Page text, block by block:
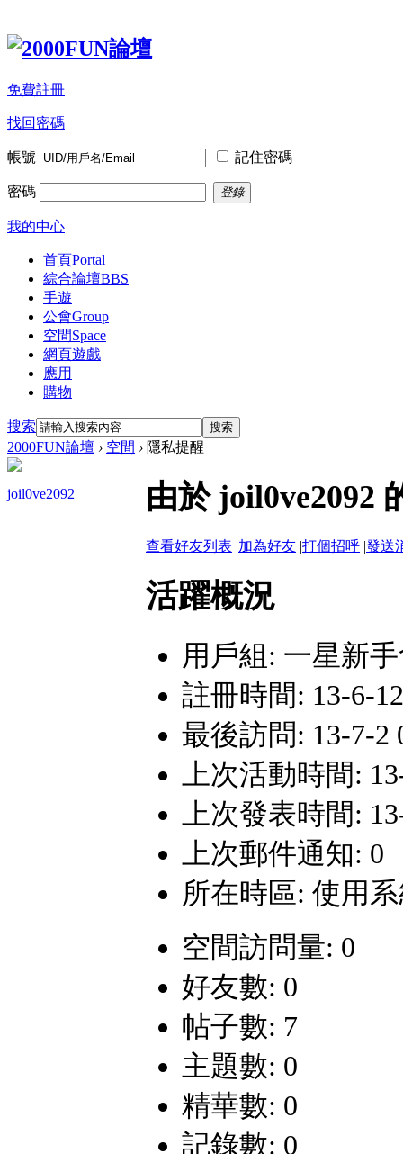
免費註冊
找回密碼
帳號 記住密碼
密碼 登錄
我的中心
首頁Portal
綜合論壇BBS
手遊
公會Group
空間Space
網頁遊戲
應用
購物
搜索 搜索
2000FUN論壇 › 空間 › 隱私提醒
joil0ve2092 由於 joil0ve2092
查看好友列表 |加為好友 |打個招呼 |發送
活躍概況
用戶組: 一星新
註冊時間: 13-6-
最後訪問: 13-7-2
上次活動時間:
上次發表時間:
上次郵件通知: 0
所在時區: 使用
空間訪問量: 0
好友數: 0
帖子數: 7
主題數: 0
精華數: 0
記錄數: 0